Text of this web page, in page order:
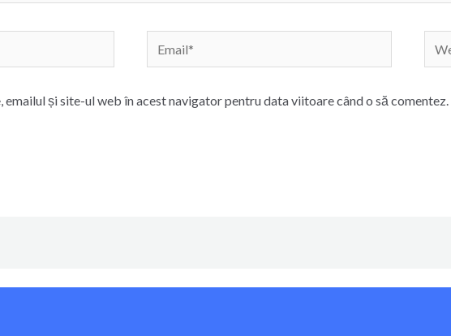
emailul și site-ul web în acest navigator pentru data viitoare când o să comentez.